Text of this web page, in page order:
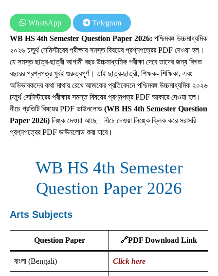
WhatsApp
Telegram
WB HS 4th Semester Question Paper 2026: পশ্চিমবঙ্গ উচ্চমাধ্যমিক
২০২৬ চতুর্থ সেমিস্টারের পরীক্ষার সমস্ত বিষয়ের প্রশ্নপত্রের PDF দেওয়া হল।
যে সমস্ত ছাত্র-ছাত্রী আগামী বছর উচ্চমাধ্যমিক পরীক্ষা দেবে তাদের জন্য বিগত
বছরের প্রশ্নপত্র খুবই গুরুত্বপূর্ণ। তাই ছাত্র-ছাত্রী, শিক্ষক- শিক্ষিকা, এবং
অভিভাবকদের কথা মাথায় রেখে আজকের প্রতিবেদনে পশ্চিমবঙ্গ উচ্চমাধ্যমিক ২০২৬
চতুর্থ সেমিস্টারের পরীক্ষার সমস্ত বিষয়ের প্রশ্নপত্র PDF আকারে দেওয়া হল।
নীচে প্রতিটি বিষয়ের PDF ডাউনলোড (WB HS 4th Semester Question
Paper 2026) লিঙ্ক দেওয়া আছে। নীচে দেওয়া লিঙ্কে ক্লিক করে সরাসরি
প্রশ্নপত্রের PDF ডাউনলোড করা যাবে।
WB HS 4th Semester
Question Paper 2026
Arts Subjects
Question Paper 🔗PDF Download Link
বাংলা (Bengali) Click here